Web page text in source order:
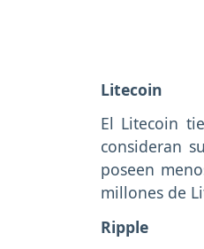
Litecoin
El Litecoin
consideran
poseen
millones de
Ripple